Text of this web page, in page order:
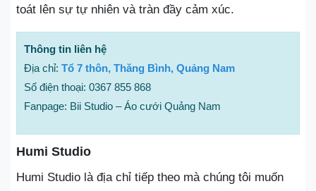
toát lên sự tự nhiên và tràn đầy cảm xúc.
Thông tin liên hệ
Địa chỉ: Tổ 7 thôn, Thăng Bình, Quảng Nam
Số điện thoại: 0367 855 868
Fanpage: Bii Studio – Áo cưới Quảng Nam
Humi Studio
Humi Studio là địa chỉ tiếp theo mà chúng tôi muốn